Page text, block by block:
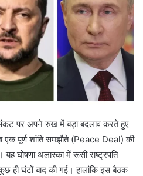
पर अपने रुख में बड़ा बदलाव करते हुए
एक पूर्ण शांति समझौते (Peace Deal) की
घोषणा अलास्का में रूसी राष्ट्रपति
ही घंटों बाद की गई। हालांकि इस बैठक